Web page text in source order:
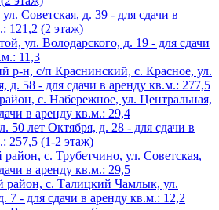
Советская, д. 39 - для сдачи в
121,2 (2 этаж)
ул. Володарского, д. 19 - для сдачи
11,3
р-н, с/п Краснинский, с. Красное, ул.
д. 58 - для сдачи в аренду кв.м.: 277,5
с. Набережное, ул. Центральная,
в аренду кв.м.: 29,4
50 лет Октября, д. 28 - для сдачи в
257,5 (1-2 этаж)
с. Трубетчино, ул. Советская,
в аренду кв.м.: 29,5
район, с. Талицкий Чамлык, ул.
7 - для сдачи в аренду кв.м.: 12,2